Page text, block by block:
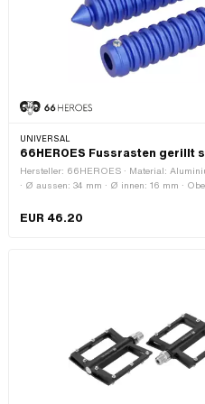
UNIVERSAL
66HEROES Fussrasten gerillt
Hersteller: 66HEROES · Material:
· Ø aussen: 34 mm · Ø innen: 16 mm ·
EUR 46.20